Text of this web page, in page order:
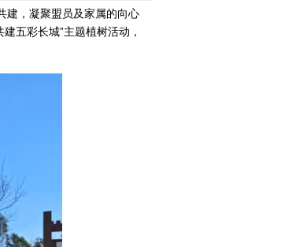
建，凝聚盟员及家属的向心
五彩长城”主题植树活动，